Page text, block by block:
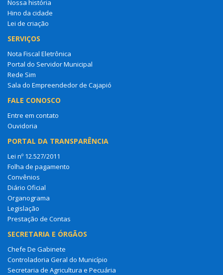
Nossa história
Hino da cidade
Lei de criação
SERVIÇOS
Nota Fiscal Eletrônica
Portal do Servidor Municipal
Rede Sim
Sala do Empreendedor de Cajapió
FALE CONOSCO
Entre em contato
Ouvidoria
PORTAL DA TRANSPARÊNCIA
Lei nº 12.527/2011
Folha de pagamento
Convênios
Diário Oficial
Organograma
Legislação
Prestação de Contas
SECRETARIA E ÓRGÃOS
Chefe De Gabinete
Controladoria Geral do Município
Secretaria de Agricultura e Pecuária